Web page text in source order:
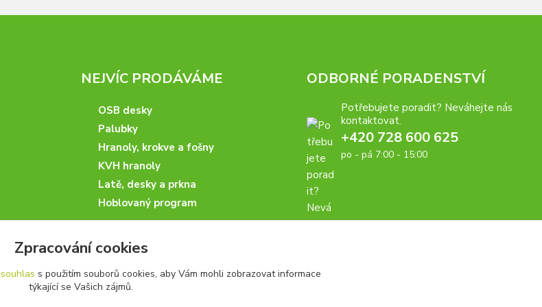
NEJVÍC PRODÁVÁME
OSB desky
Palubky
Hranoly, krokve a fošny
KVH hranoly
Latě, desky a prkna
Hoblovaný program
ODBORNÉ PORADENSTVÍ
Potřebujete poradit? Neváhejte nás
kontaktovat.
+420 728 600 625
po - pá 7:00 - 15:00
Zpracování cookies
souhlas s použitím souborů cookies, aby Vám mohli zobrazovat informace
týkající se Vašich zájmů.